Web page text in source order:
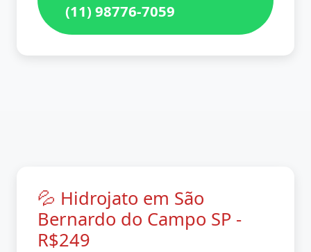
(11) 98776-7059
💦 Hidrojato em São
Bernardo do Campo SP -
R$249